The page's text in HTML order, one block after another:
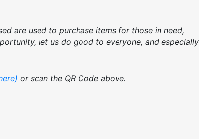
are used to purchase items for those in need,
let us do good to everyone, and especially
or scan the QR Code above.